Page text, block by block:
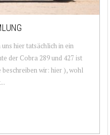
hier tatsächlich in ein
der Cobra 289 und 427 ist
wir: hier ), wohl